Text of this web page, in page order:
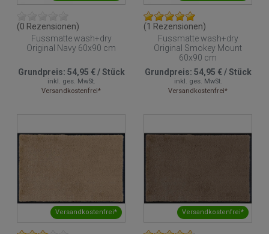
(0 Rezensionen)
Fussmatte wash+dry
Original Navy 60x90 cm
Grundpreis: 54,95 €/Stück
inkl. ges. MwSt.
Versandkostenfrei*
(1 Rezensionen)
Fussmatte wash+dry
Original Smokey Mount
60x90 cm
Grundpreis: 54,95 €/Stück
inkl. ges. MwSt.
Versandkostenfrei*
Versandkostenfrei* Versandkostenfrei*